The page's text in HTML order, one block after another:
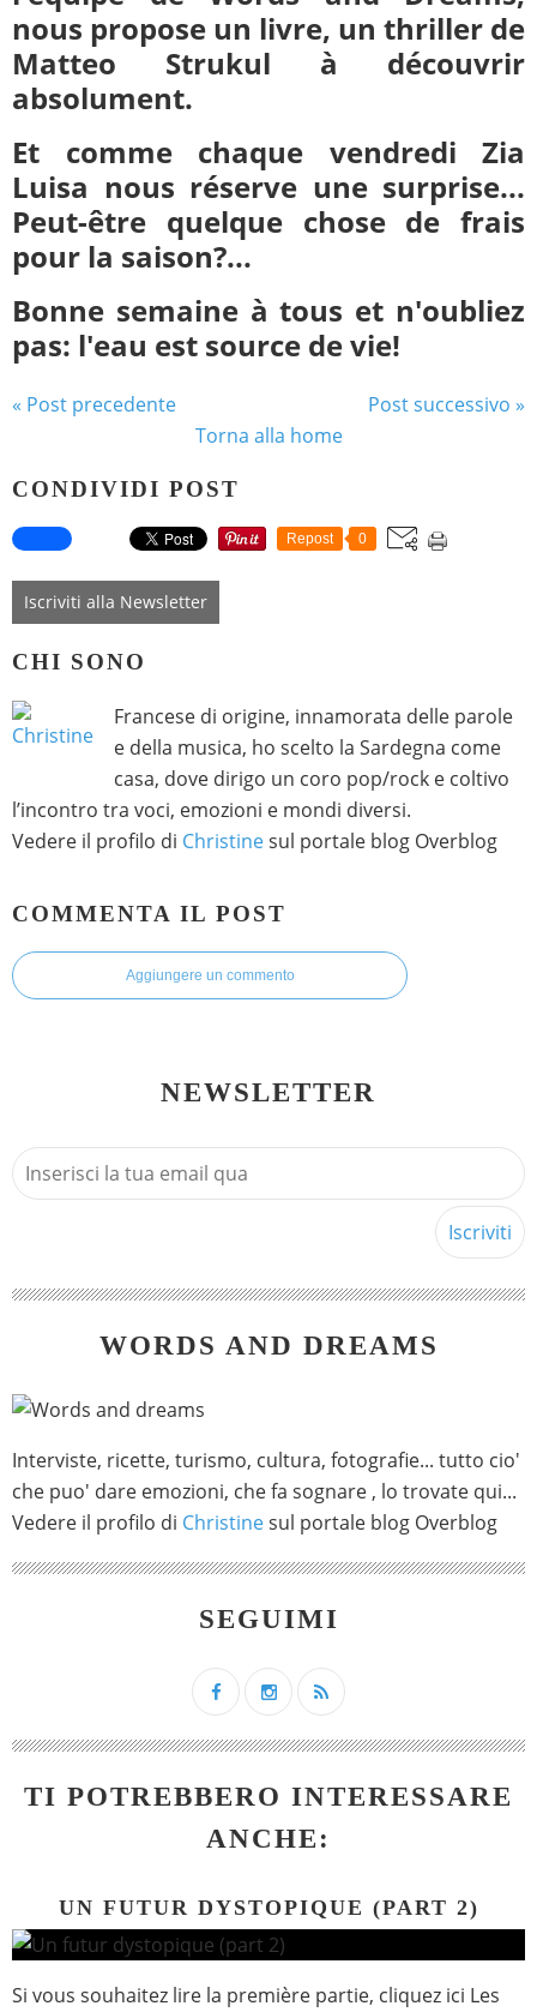
nous propose un livre, un thriller de
Matteo Strukul à découvrir
absolument.
Et comme chaque vendredi Zia
Luisa nous réserve une surprise...
Peut-être quelque chose de frais
pour la saison?...
Bonne semaine à tous et n'oubliez
pas: l'eau est source de vie!
« Post precedente
Post successivo »
Torna alla home
CONDIVIDI POST
Repost 0
Iscriviti alla Newsletter
CHI SONO
Francese di origine, innamorata delle parole
e della musica, ho scelto la Sardegna come
casa, dove dirigo un coro pop/rock e coltivo
l’incontro tra voci, emozioni e mondi diversi.
Vedere il profilo di Christinesul portale blog Overblog
COMMENTA IL POST
Aggiungere un commento
NEWSLETTER
WORDS AND DREAMS
Interviste, ricette, turismo, cultura, fotografie... tutto cio'
che puo' dare emozioni, che fa sognare , lo trovate qui...
Vedere il profilo di Christinesul portale blog Overblog
SEGUIMI
TI POTREBBERO INTERESSARE
ANCHE:
UN FUTUR DYSTOPIQUE (PART 2)
Si vous souhaitez lire la première partie, cliquez ici Les